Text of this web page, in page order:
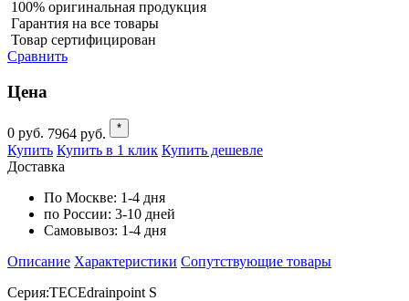
100% оригинальная продукция
Гарантия на все товары
Товар сертифицирован
Сравнить
Цена
0 руб. 7964 руб. *
Купить Купить в 1 клик Купить дешевле
Доставка
По Москве: 1-4 дня
по России: 3-10 дней
Самовывоз: 1-4 дня
Описание Характеристики Cопутствующие товары
Серия:TECEdrainpoint S